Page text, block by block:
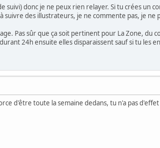
suivi) donc je ne peux rien relayer. Si tu crées un
des illustrateurs, je ne commente pas, je ne
Pas sûr que ça soit pertinent pour La Zone, du
24h ensuite elles disparaissent sauf si tu les
d'être toute la semaine dedans, tu n'a pas